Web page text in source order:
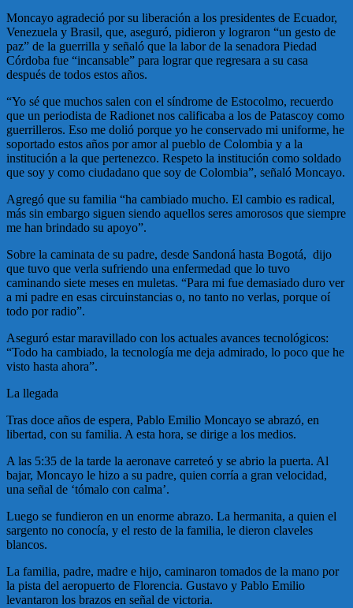
Moncayo agradeció por su liberación a los presidentes de Ecuador,
Venezuela y Brasil, que, aseguró, pidieron y lograron “un gesto de
paz” de la guerrilla y señaló que la labor de la senadora Piedad
Córdoba fue “incansable” para lograr que regresara a su casa
después de todos estos años.
“Yo sé que muchos salen con el síndrome de Estocolmo, recuerdo
que un periodista de Radionet nos calificaba a los de Patascoy como
guerrilleros. Eso me dolió porque yo he conservado mi uniforme, he
soportado estos años por amor al pueblo de Colombia y a la
institución a la que pertenezco. Respeto la institución como soldado
que soy y como ciudadano que soy de Colombia”, señaló Moncayo.
Agregó que su familia “ha cambiado mucho. El cambio es radical,
más sin embargo siguen siendo aquellos seres amorosos que siempre
me han brindado su apoyo”.
Sobre la caminata de su padre, desde Sandoná hasta Bogotá, dijo
que tuvo que verla sufriendo una enfermedad que lo tuvo
caminando siete meses en muletas. “Para mi fue demasiado duro ver
a mi padre en esas circuinstancias o, no tanto no verlas, porque oí
todo por radio”.
Aseguró estar maravillado con los actuales avances tecnológicos:
“Todo ha cambiado, la tecnología me deja admirado, lo poco que he
visto hasta ahora”.
La llegada
Tras doce años de espera, Pablo Emilio Moncayo se abrazó, en
libertad, con su familia. A esta hora, se dirige a los medios.
A las 5:35 de la tarde la aeronave carreteó y se abrio la puerta. Al
bajar, Moncayo le hizo a su padre, quien corría a gran velocidad,
una señal de ‘tómalo con calma’.
Luego se fundieron en un enorme abrazo. La hermanita, a quien el
sargento no conocía, y el resto de la familia, le dieron claveles
blancos.
La familia, padre, madre e hijo, caminaron tomados de la mano por
la pista del aeropuerto de Florencia. Gustavo y Pablo Emilio
levantaron los brazos en señal de victoria.